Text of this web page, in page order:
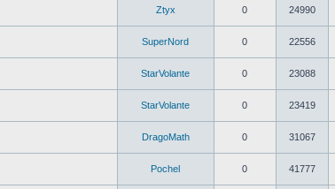
Ztyx 0 24990
SuperNord 0 22556
StarVolante 0 23088
StarVolante 0 23419
DragoMath 0 31067
Pochel 0 41777